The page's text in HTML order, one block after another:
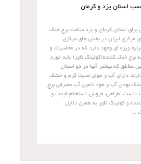
استان یزد و کرمان
برای استان کرمان و یزد ساخت برج خنک
مرکزی ایران در بخش های مرکزی
ویژه ای وجود دارد که در محاسبات و
برج خنک کننده(کولینگ تاور) باید مورد
مناطق که بیشتر آنها در دو استان
دارای آب و هوای نسبتا گرم و خشک
بودن آب و هوا، تامین آب مصرفی برج
است. طراحی، فروش، استعلام قیمت و
و کولینگ تاور به همین دلایل
...